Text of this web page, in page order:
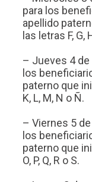
para los
apellido
las letras F, G,
– Jueves 4 de
los
paterno que
K, L, M, N o Ñ.
– Viernes 5
los
paterno que
O, P, Q, R o S.